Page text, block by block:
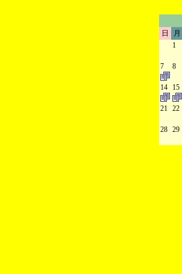
日
月
1
7 8
14 15
21 22
28 29